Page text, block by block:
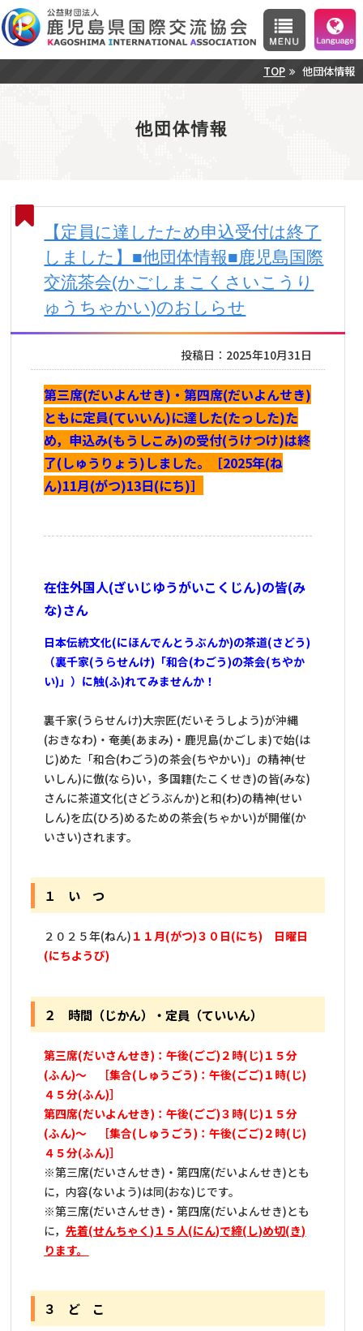
TOP 他団体情報
他団体情報
【定員に達したため申込受付は終了
しました】■他団体情報■鹿児島国際
交流茶会(かごしまこくさいこうり
ゅうちゃかい)のおしらせ
投稿日：2025年10月31日
第三席(だいよんせき)・第四席(だいよんせき)
ともに定員(ていいん)に達した(たっした)た
め，申込み(もうしこみ)の受付(うけつけ)は終
了(しゅうりょう)しました。［2025年(ね
ん)11月(がつ)13日(にち)］
在住外国人(ざいじゆうがいこくじん)の皆(み
な)さん
日本伝統文化(にほんでんとうぶんか)の茶道(さどう)
（裏千家(うらせんけ)「和合(わごう)の茶会(ちやか
い)」）に触(ふ)れてみませんか！
裏千家(うらせんけ)大宗匠(だいそうしよう)が沖縄
(おきなわ)・奄美(あまみ)・鹿児島(かごしま)で始(は
じ)めた「和合(わごう)の茶会(ちやかい)」の精神(せ
いしん)に倣(なら)い，多国籍(たこくせき)の皆(みな)
さんに茶道文化(さどうぶんか)と和(わ)の精神(せい
しん)を広(ひろ)めるための茶会(ちゃかい)が開催(か
いさい)されます。
１ い つ
２０２５年(ねん) １１月(がつ)３０日(にち) 日曜日
(にちようび)
２ 時間（じかん）・定員（ていいん）
第三席(だいさんせき)：午後(ごご)２時(じ)１５分
(ふん)～ ［集合(しゅうごう)：午後(ごご)１時(じ)
４５分(ふん)］
第四席(だいよんせき)：午後(ごご)３時(じ)１５分
(ふん)～ ［集合(しゅうごう)：午後(ごご)２時(じ)
４５分(ふん)］
※第三席(だいさんせき)・第四席(だいよんせき)とも
に，内容(ないよう)は同(おな)じです。
※第三席(だいさんせき)・第四席(だいよんせき)とも
に，先着(せんちゃく)１５人(にん)で締(し)め切(き)
ります。
３ ど こ